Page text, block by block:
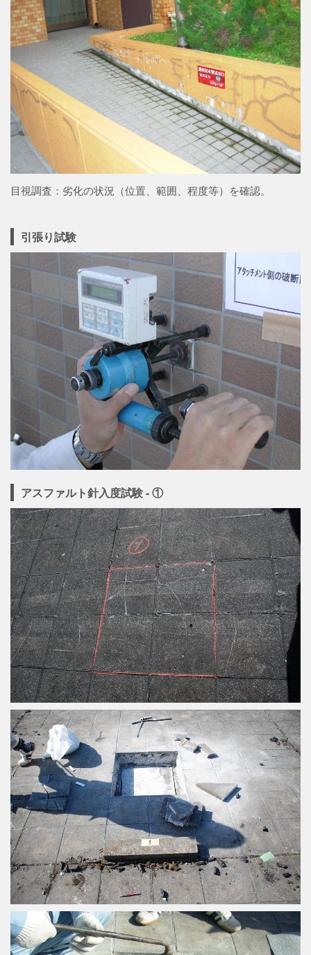
目視調査：劣化の状況（位置、範囲、程度等）を確認。
引張り試験
アスファルト針入度試験 - ①